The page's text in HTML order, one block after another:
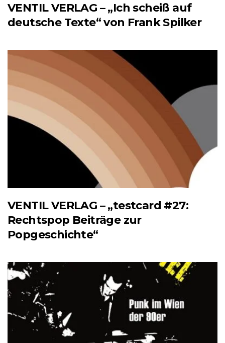
VENTIL VERLAG – „Ich scheiß auf
deutsche Texte“ von Frank Spilker
VENTIL VERLAG – „testcard #27:
Rechtspop Beiträge zur
Popgeschichte“